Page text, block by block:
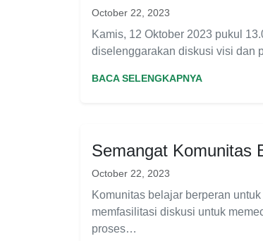
October 22, 2023
Kamis, 12 Oktober 2023 pukul
diselenggarakan diskusi visi dan
BACA SELENGKAPNYA
Semangat Komunitas
October 22, 2023
Komunitas belajar berperan
memfasilitasi diskusi untuk
proses…